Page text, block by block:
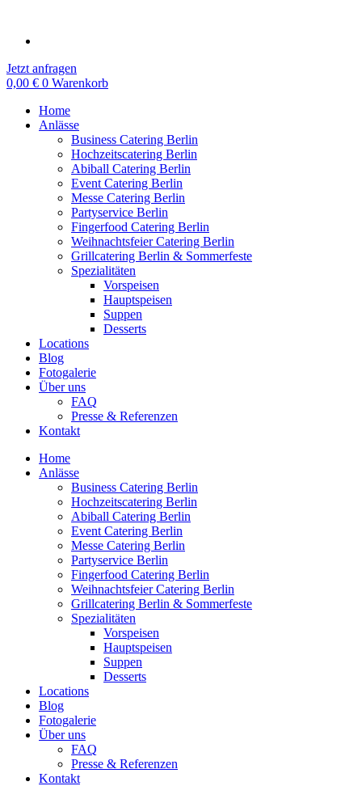
springen
Jetzt anfragen
0,00 € 0 Warenkorb
Home
Anlässe
Business Catering Berlin
Hochzeitscatering Berlin
Abiball Catering Berlin
Event Catering Berlin
Messe Catering Berlin
Partyservice Berlin
Fingerfood Catering Berlin
Weihnachtsfeier Catering Berlin
Grillcatering Berlin & Sommerfeste
Spezialitäten
Vorspeisen
Hauptspeisen
Suppen
Desserts
Locations
Blog
Fotogalerie
Über uns
FAQ
Presse & Referenzen
Kontakt
Home
Anlässe
Business Catering Berlin
Hochzeitscatering Berlin
Abiball Catering Berlin
Event Catering Berlin
Messe Catering Berlin
Partyservice Berlin
Fingerfood Catering Berlin
Weihnachtsfeier Catering Berlin
Grillcatering Berlin & Sommerfeste
Spezialitäten
Vorspeisen
Hauptspeisen
Suppen
Desserts
Locations
Blog
Fotogalerie
Über uns
FAQ
Presse & Referenzen
Kontakt